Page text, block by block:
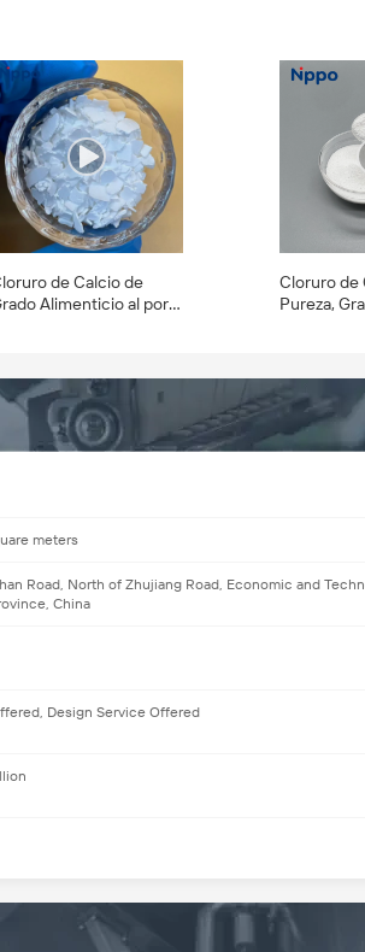
de Calcio de
Alimenticio al por
Cloruro de
Pureza,
meters
Road, North of Zhujiang Road, Economic and
China
Design Service Offered